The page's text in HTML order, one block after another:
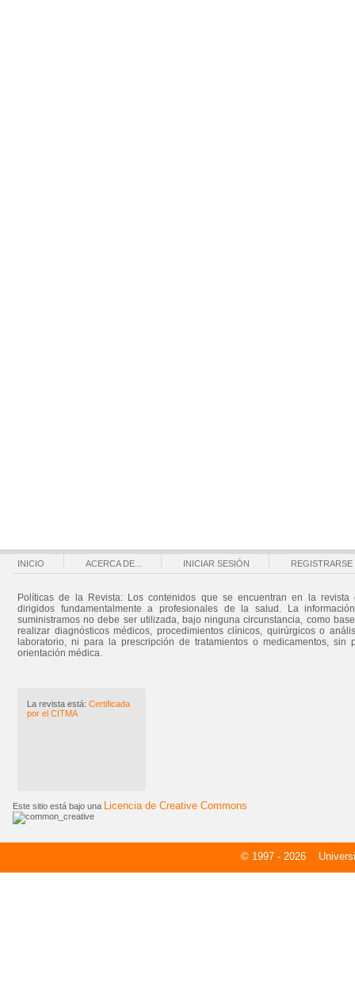
INICIO ACERCA DE... INICIAR SESIÓN REGISTRARSE
Políticas de la Revista: Los contenidos que se encuentran en la revista
dirigidos fundamentalmente a profesionales de la salud. La
suministramos no debe ser utilizada, bajo ninguna circunstancia, como
realizar diagnósticos médicos, procedimientos clínicos, quirúrgicos o
laboratorio, ni para la prescripción de tratamientos o medicamentos, sin
orientación médica.
La revista está: Certificada
por el CITMA
Este sitio está bajo una Licencia de Creative Commons
© 1997 - 2026